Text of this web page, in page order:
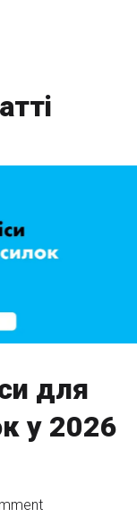
для
у 2026